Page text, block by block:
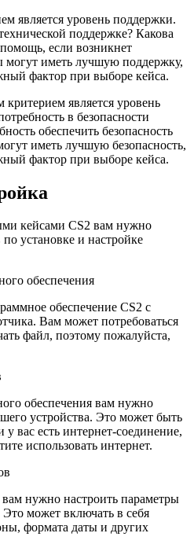
является уровень поддержки.
поддержке? Какова
если возникнет
могут иметь лучшую поддержку,
фактор при выборе кейса.
является уровень
в безопасности
обеспечить безопасность
иметь лучшую безопасность,
фактор при выборе кейса.
кейсами CS2 вам нужно
установке и настройке
обеспечения
обеспечение CS2 с
Вам может потребоваться
файл, поэтому пожалуйста,
обеспечения вам нужно
устройства. Это может быть
у вас есть интернет-соединение,
использовать интернет.
нужно настроить параметры
может включать в себя
формата даты и других